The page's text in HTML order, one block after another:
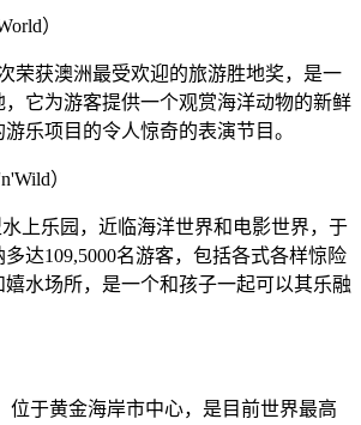
）
荣获澳洲最受欢迎的旅游胜地奖，是一
它为游客提供一个观赏海洋动物的新鲜
乐项目的令人惊奇的表演节目。
）
上乐园，近临海洋世界和电影世界，于
达109,5000名游客，包括各式各样惊险
水场所，是一个和孩子一起可以其乐融
位于黄金海岸市中心，是目前世界最高